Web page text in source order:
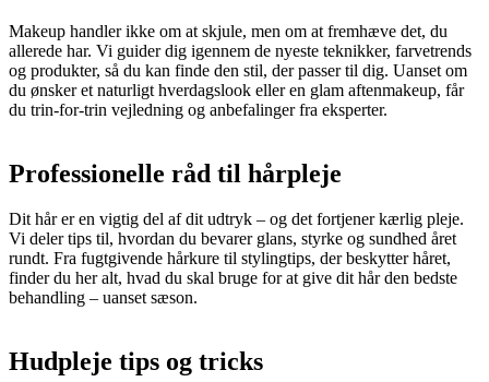
Makeup handler ikke om at skjule, men om at fremhæve det, du
allerede har. Vi guider dig igennem de nyeste teknikker, farvetrends
og produkter, så du kan finde den stil, der passer til dig. Uanset om
du ønsker et naturligt hverdagslook eller en glam aftenmakeup, får
du trin-for-trin vejledning og anbefalinger fra eksperter.
Professionelle råd til hårpleje
Dit hår er en vigtig del af dit udtryk – og det fortjener kærlig pleje.
Vi deler tips til, hvordan du bevarer glans, styrke og sundhed året
rundt. Fra fugtgivende hårkure til stylingtips, der beskytter håret,
finder du her alt, hvad du skal bruge for at give dit hår den bedste
behandling – uanset sæson.
Hudpleje tips og tricks